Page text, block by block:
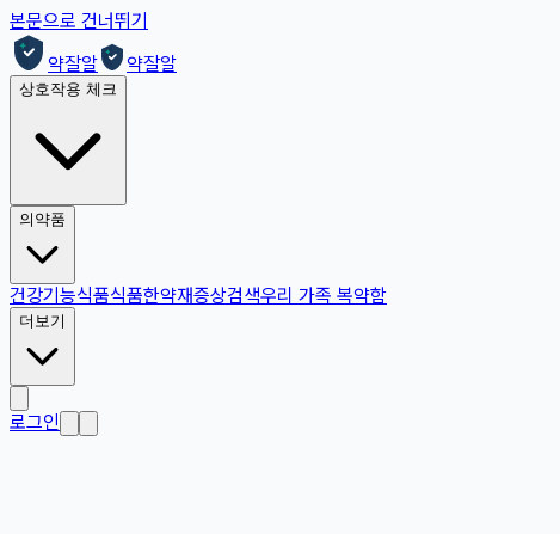
본문으로 건너뛰기
약잘알
약잘알
상호작용 체크
의약품
건강기능식품식품한약재증상검색우리 가족 복약함
더보기
로그인